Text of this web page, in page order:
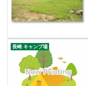
長崎 キャンプ場